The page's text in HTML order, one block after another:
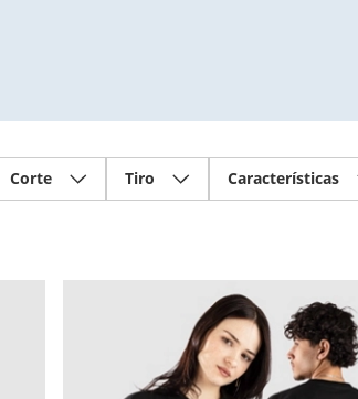
Corte Tiro Características